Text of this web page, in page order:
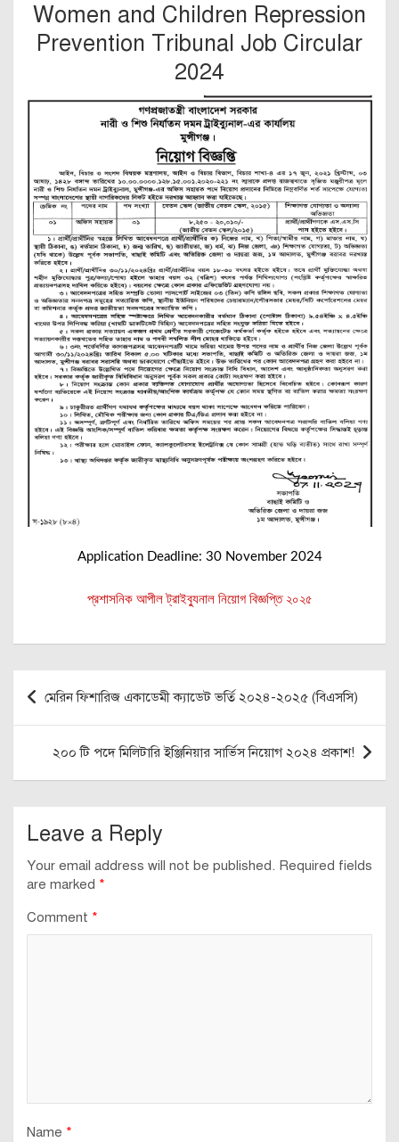
Women and Children Repression
Prevention Tribunal Job Circular
2024
Application Deadline: 30 November 2024
প্রশাসনিক আপীল ট্রাইব্যুনাল নিয়োগ বিজ্ঞপ্তি ২০২৫
Post
navigation
মেরিন ফিশারিজ একাডেমী ক্যাডেট ভর্তি ২০২৪-২০২৫ (বিএসসি)
২০০ টি পদে মিলিটারি ইঞ্জিনিয়ার সার্ভিস নিয়োগ ২০২৪ প্রকাশ!
Leave a Reply
Your email address will not be published. Required fields
are marked *
Comment *
Name *